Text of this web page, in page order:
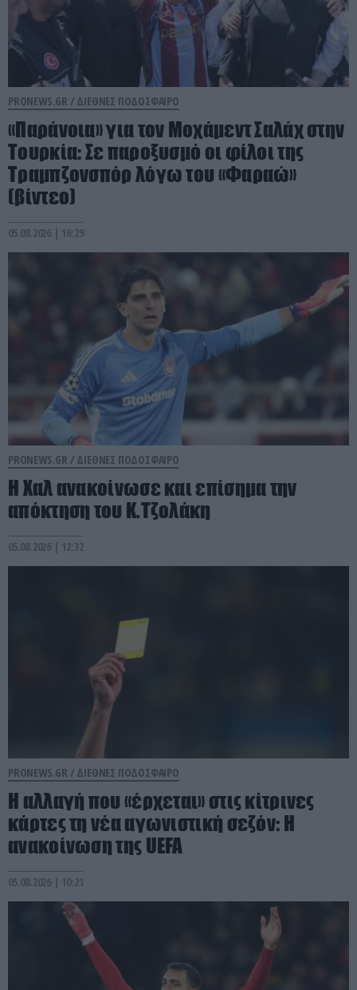
PRONEWS.GR / ΔΙΕΘΝΕΣ ΠΟΔΟΣΦΑΙΡΟ
«Παράνοια» για τον Μοχάμεντ Σαλάχ στην
Τουρκία: Σε παροξυσμό οι φίλοι της
Τραμπζονσπόρ λόγω του «Φαραώ»
(βίντεο)
05.08.2026 | 16:29
PRONEWS.GR / ΔΙΕΘΝΕΣ ΠΟΔΟΣΦΑΙΡΟ
Η Χαλ ανακοίνωσε και επίσημα την
απόκτηση του Κ.Τζολάκη
05.08.2026 | 12:32
PRONEWS.GR / ΔΙΕΘΝΕΣ ΠΟΔΟΣΦΑΙΡΟ
Η αλλαγή που «έρχεται» στις κίτρινες
κάρτες τη νέα αγωνιστική σεζόν: Η
ανακοίνωση της UEFA
05.08.2026 | 10:21